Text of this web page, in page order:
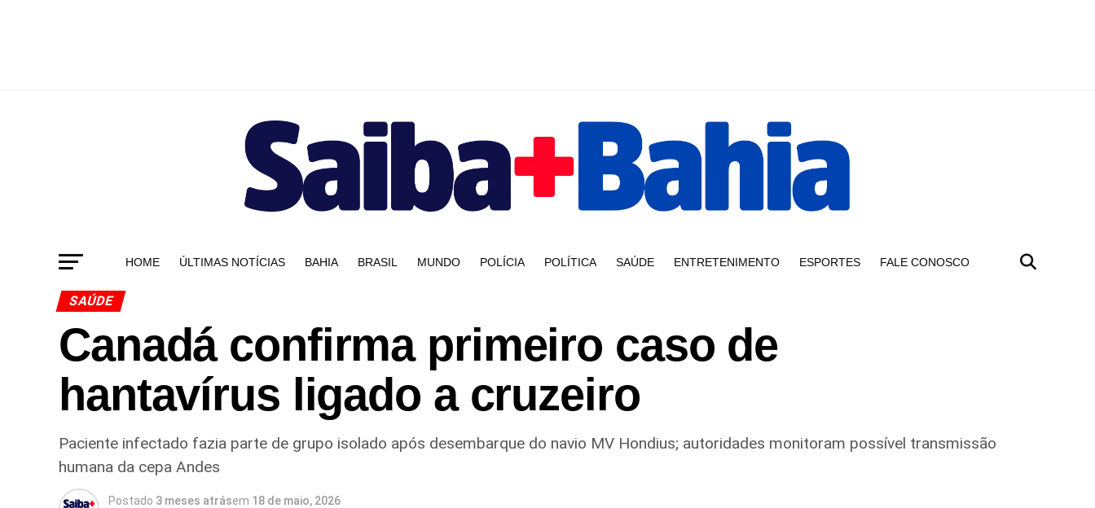
HOME ÚLTIMAS NOTÍCIAS BAHIA BRASIL MUNDO POLÍCIA POLÍTICA SAÚDE ENTRETENIMENTO ESPORTES FALE CONOSCO
SAÚDE
Canadá confirma primeiro caso de
hantavírus ligado a cruzeiro
Paciente infectado fazia parte de grupo isolado após desembarque do navio MV Hondius; autoridades monitoram possível transmissão
humana da cepa Andes
Postado 3 meses atrásem 18 de maio, 2026